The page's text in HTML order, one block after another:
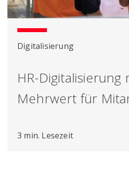
Digitalisierung
HR-Digitalisierung
Mehrwert für
3 min. Lesezeit